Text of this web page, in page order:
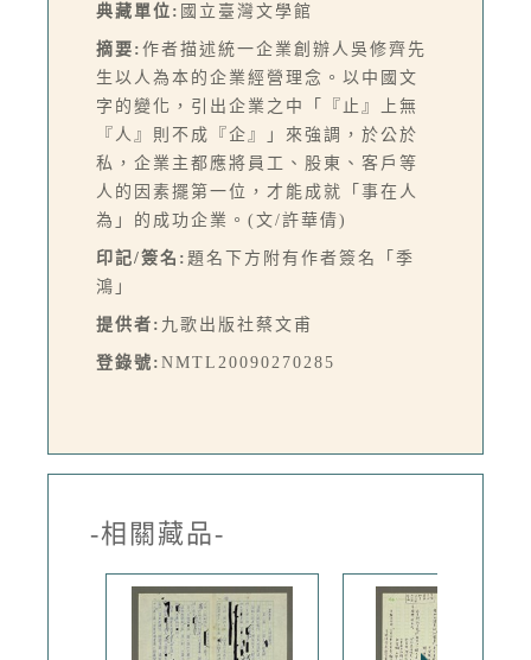
典藏單位: 國立臺灣文學館
摘要: 作者描述統一企業創辦人吳修齊先
生以人為本的企業經營理念。以中國文
字的變化，引出企業之中「『止』上無
『人』則不成『企』」來強調，於公於
私，企業主都應將員工、股東、客戶等
人的因素擺第一位，才能成就「事在人
為」的成功企業。(文/許華倩)
印記/簽名: 題名下方附有作者簽名「季
鴻」
提供者: 九歌出版社蔡文甫
登錄號: NMTL20090270285
-相關藏品-